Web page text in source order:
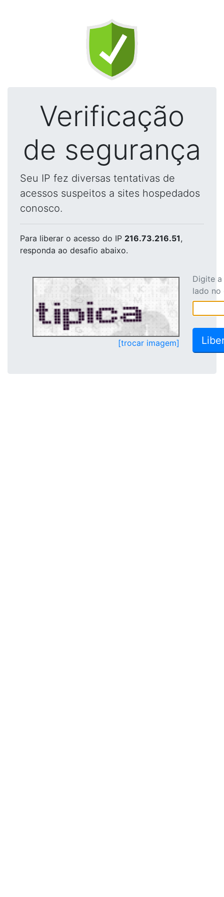
Verificação
de segurança
Seu IP fez diversas tentativas de
acessos suspeitos a sites hospedados
conosco.
Para liberar o acesso do IP 216.73.216.51,
responda ao desafio abaixo.
[trocar imagem]
Digite
lado no